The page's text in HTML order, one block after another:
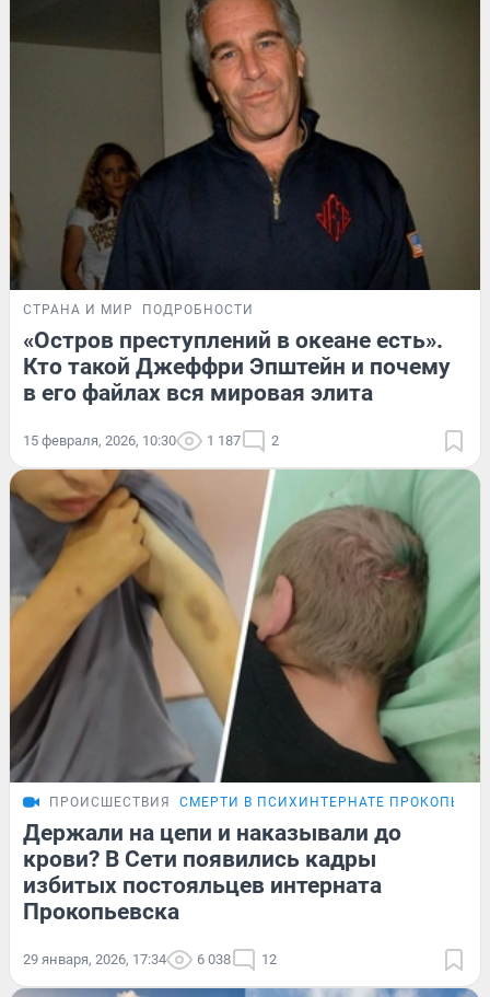
СТРАНА И МИР ПОДРОБНОСТИ
«Остров преступлений в океане есть».
Кто такой Джеффри Эпштейн и почему
в его файлах вся мировая элита
15 февраля, 2026, 10:30 1 187 2
ПРОИСШЕСТВИЯ СМЕРТИ В ПСИХИНТЕРНАТЕ
Держали на цепи и наказывали до
крови? В Сети появились кадры
избитых постояльцев интерната
Прокопьевска
29 января, 2026, 17:34 6 038 12